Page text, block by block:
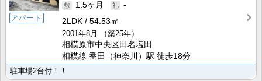
アパート
1.5ヶ月
-
2LDK
54.53㎡
2001年8月
（築25年）
相模原市中央区田名塩田
相模線 番田（神奈川）駅 徒歩18分
駐車場2台付！！